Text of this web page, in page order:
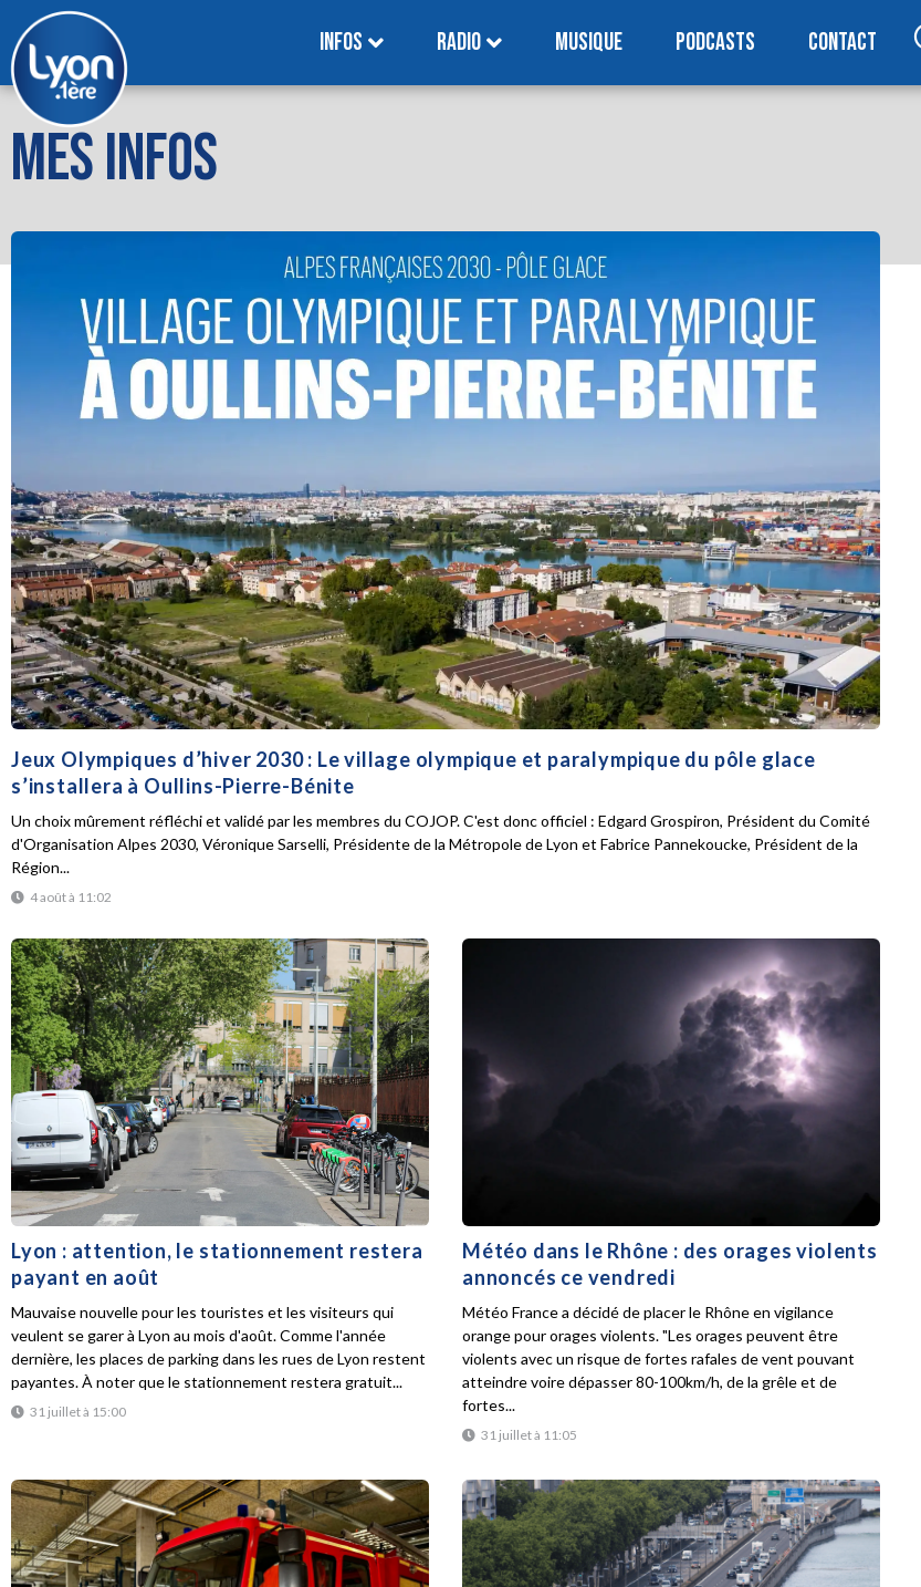
INFOS RADIO MUSIQUE PODCASTS CONTACT
MES INFOS
Jeux Olympiques d’hiver 2030 : Le village olympique et paralympique du pôle glace
s’installera à Oullins-Pierre-Bénite
4 août à 11:02
Un choix mûrement réfléchi et validé par les membres du COJOP. C'est donc officiel : Edgard Grospiron, Président du Comité
d'Organisation Alpes 2030, Véronique Sarselli, Présidente de la Métropole de Lyon et Fabrice Pannekoucke, Président de la
Région...
Lyon : attention, le stationnement restera
payant en août
31 juillet à 15:00
Mauvaise nouvelle pour les touristes et les visiteurs qui
veulent se garer à Lyon au mois d'août. Comme l'année
dernière, les places de parking dans les rues de Lyon restent
payantes. À noter que le stationnement restera gratuit...
Météo dans le Rhône : des orages violents
annoncés ce vendredi
31 juillet à 11:05
Météo France a décidé de placer le Rhône en vigilance
orange pour orages violents. "Les orages peuvent être
violents avec un risque de fortes rafales de vent pouvant
atteindre voire dépasser 80-100km/h, de la grêle et de
fortes...